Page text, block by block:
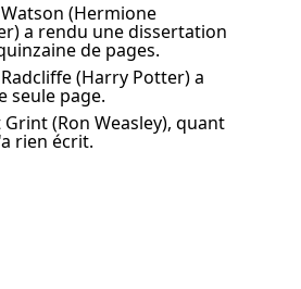
(Hermione
a rendu une dissertation
de pages.
(Harry Potter) a
seule page.
(Ron Weasley), quant
rien écrit.